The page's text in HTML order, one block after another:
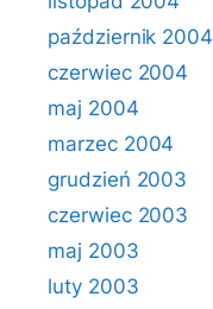
październik 2004
czerwiec 2004
maj 2004
marzec 2004
grudzień 2003
czerwiec 2003
maj 2003
luty 2003